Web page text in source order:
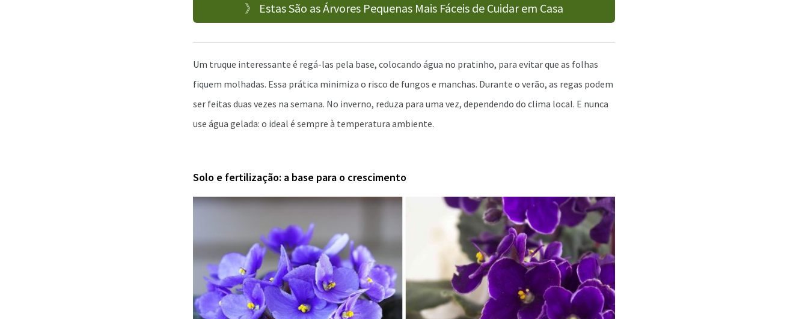
》 Estas São as Árvores Pequenas Mais Fáceis de Cuidar em Casa
Um truque interessante é regá-las pela base, colocando água no pratinho, para evitar que as folhas
fiquem molhadas. Essa prática minimiza o risco de fungos e manchas. Durante o verão, as regas podem
ser feitas duas vezes na semana. No inverno, reduza para uma vez, dependendo do clima local. E nunca
use água gelada: o ideal é sempre à temperatura ambiente.
Solo e fertilização: a base para o crescimento